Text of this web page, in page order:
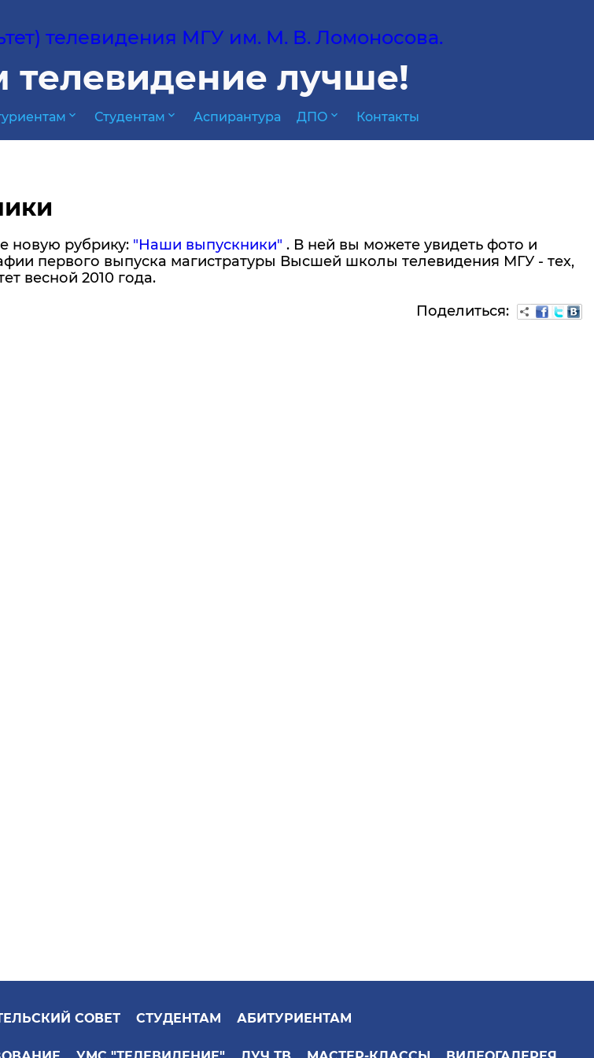
телевидения МГУ им. М. В. Ломоносова.
лучше!
expand_more Студентам expand_more Аспирантура ДПО expand_more Контакты
новую рубрику: "Наши выпускники" . В ней вы можете увидеть фото и
первого выпуска магистратуры Высшей школы телевидения МГУ - тех,
весной 2010 года.
Поделиться:
СОВЕТ СТУДЕНТАМ АБИТУРИЕНТАМ